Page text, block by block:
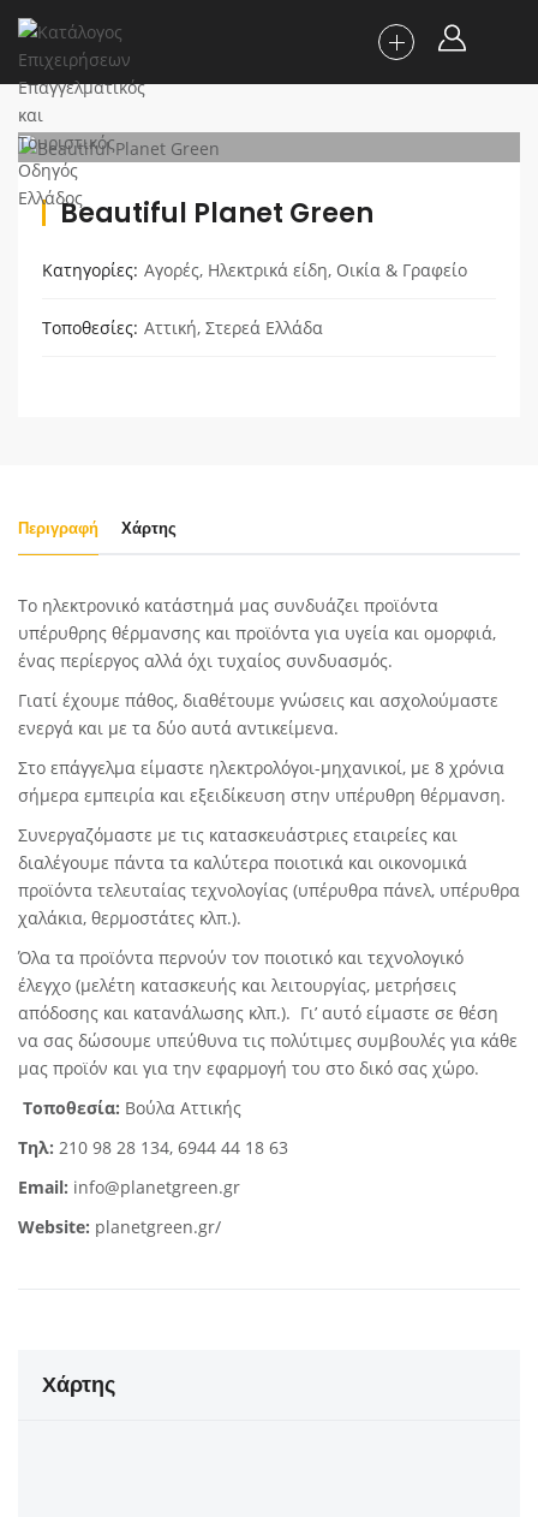
Beautiful Planet Green
Κατηγορίες Αγορές, Ηλεκτρικά είδη, Οικία & Γραφείο
Τοποθεσίες Αττική, Στερεά Ελλάδα
Περιγραφή Χάρτης
Το ηλεκτρονικό κατάστημά μας συνδυάζει προϊόντα
υπέρυθρης θέρμανσης και προϊόντα για υγεία και ομορφιά,
ένας περίεργος αλλά όχι τυχαίος συνδυασμός.
Γιατί έχουμε πάθος, διαθέτουμε γνώσεις και ασχολούμαστε
ενεργά και με τα δύο αυτά αντικείμενα.
Στο επάγγελμα είμαστε ηλεκτρολόγοι-μηχανικοί, με 8 χρόνια
σήμερα εμπειρία και εξειδίκευση στην υπέρυθρη θέρμανση.
Συνεργαζόμαστε με τις κατασκευάστριες εταιρείες και
διαλέγουμε πάντα τα καλύτερα ποιοτικά και οικονομικά
προϊόντα τελευταίας τεχνολογίας (υπέρυθρα πάνελ, υπέρυθρα
χαλάκια, θερμοστάτες κλπ.).
Όλα τα προϊόντα περνούν τον ποιοτικό και τεχνολογικό
έλεγχο (μελέτη κατασκευής και λειτουργίας, μετρήσεις
απόδοσης και κατανάλωσης κλπ.). Γι’ αυτό είμαστε σε θέση
να σας δώσουμε υπεύθυνα τις πολύτιμες συμβουλές για κάθε
μας προϊόν και για την εφαρμογή του στο δικό σας χώρο.
Τοποθεσία: Βούλα Αττικής
Τηλ: 210 98 28 134, 6944 44 18 63
Email: info@planetgreen.gr
Website: planetgreen.gr/
Χάρτης